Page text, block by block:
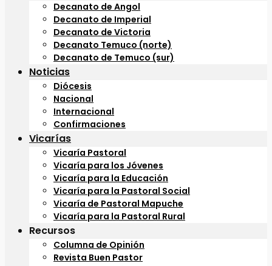
Decanato de Angol
Decanato de Imperial
Decanato de Victoria
Decanato Temuco (norte)
Decanato de Temuco (sur)
Noticias
Diócesis
Nacional
Internacional
Confirmaciones
Vicarías
Vicaría Pastoral
Vicaría para los Jóvenes
Vicaría para la Educación
Vicaría para la Pastoral Social
Vicaría de Pastoral Mapuche
Vicaría para la Pastoral Rural
Recursos
Columna de Opinión
Revista Buen Pastor